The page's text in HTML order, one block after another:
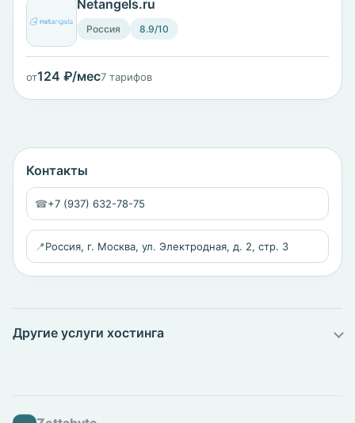
Netangels.ru
Россия 8.9/10
от124 ₽/мес7 тарифов
Контакты
☎+7 (937) 632-78-75
📍Россия, г. Москва, ул. Электродная, д. 2, стр. 3
Другие услуги хостинга